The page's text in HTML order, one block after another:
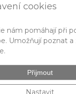
cookies
nám pomáhají při
Umožňují poznat
Přijmout
Nastavit
iStraka
Velkoobchod
Nejčastější otázky
České puncovní značky